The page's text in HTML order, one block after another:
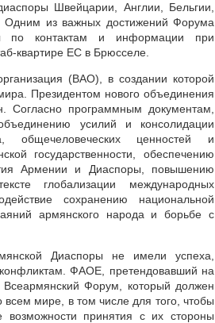
Швейцарии, Англии, Бельгии,
Одним из важных достижений Форума
по контактам и информации при
квартире ЕС в Брюсселе.
(ВАО), в создании которой
Президентом нового объединения
программным документам,
усилий и консолидации
ценностей и
государственности, обеспечению
Армении и Диаспоры, повышению
глобализации международных
сохранению национальной
армянского народа и борьбе с
Диаспоры не имели успеха,
ФАОЕ, претендовавший на
Форум, который должен
мире, в том числе для того, чтобы
возможности принятия с их стороны